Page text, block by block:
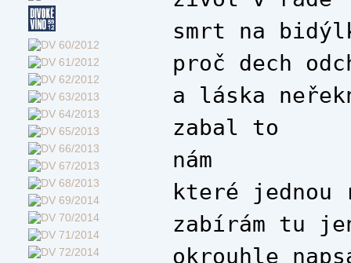
smrt na
proč dech
a láska
zabal to
nám
které jednou
zabírám tu
okrouhle